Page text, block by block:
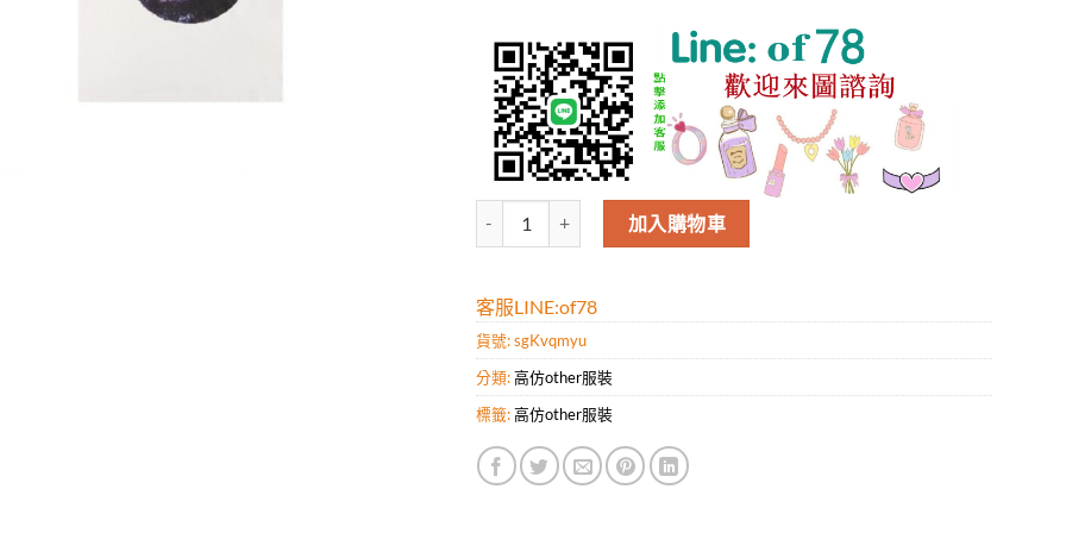
高仿巴爾曼Balmain男款新款時尚休閑短袖T恤.好質量是您的需求好品味是您該
加入購物車
客服LINE:of78
貨號:sgKvqmyu
分類:高仿other服裝
標籤:高仿other服裝